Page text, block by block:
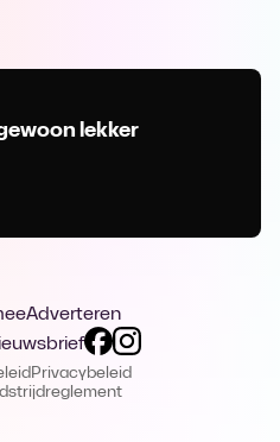
lekker
Adverteren
Privacybeleid